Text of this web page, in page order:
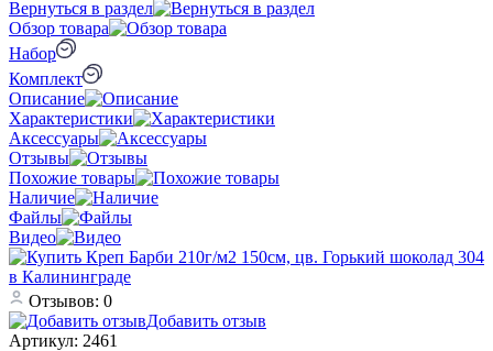
Вернуться в раздел
Обзор товара
Набор
Комплект
Описание
Характеристики
Аксессуары
Отзывы
Похожие товары
Наличие
Файлы
Видео
Отзывов: 0
Добавить отзыв
Артикул: 2461